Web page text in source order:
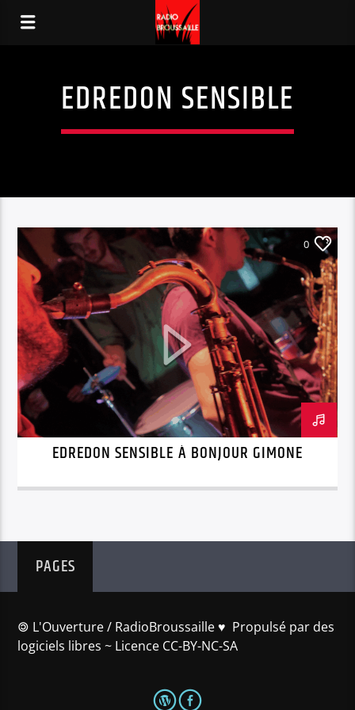
EDREDON SENSIBLE
0
EDREDON SENSIBLE À BONJOUR GIMONE
PAGES
🄯 L'Ouverture / RadioBroussaille ♥️ Propulsé par des
logiciels libres ~ Licence CC-BY-NC-SA